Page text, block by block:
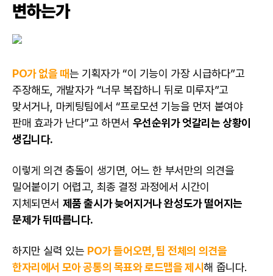
변하는가
PO가 없을 때는 기획자가 “이 기능이 가장 시급하다”고
주장해도, 개발자가 “너무 복잡하니 뒤로 미루자”고
맞서거나, 마케팅팀에서 “프로모션 기능을 먼저 붙여야
판매 효과가 난다”고 하면서 우선순위가 엇갈리는 상황이
생깁니다.
이렇게 의견 충돌이 생기면, 어느 한 부서만의 의견을
밀어붙이기 어렵고, 최종 결정 과정에서시간이
지체되면서 제품 출시가 늦어지거나 완성도가 떨어지는
문제가 뒤따릅니다.
하지만 실력 있는 PO가 들어오면, 팀 전체의 의견을
한자리에서 모아 공통의 목표와 로드맵을 제시해 줍니다.